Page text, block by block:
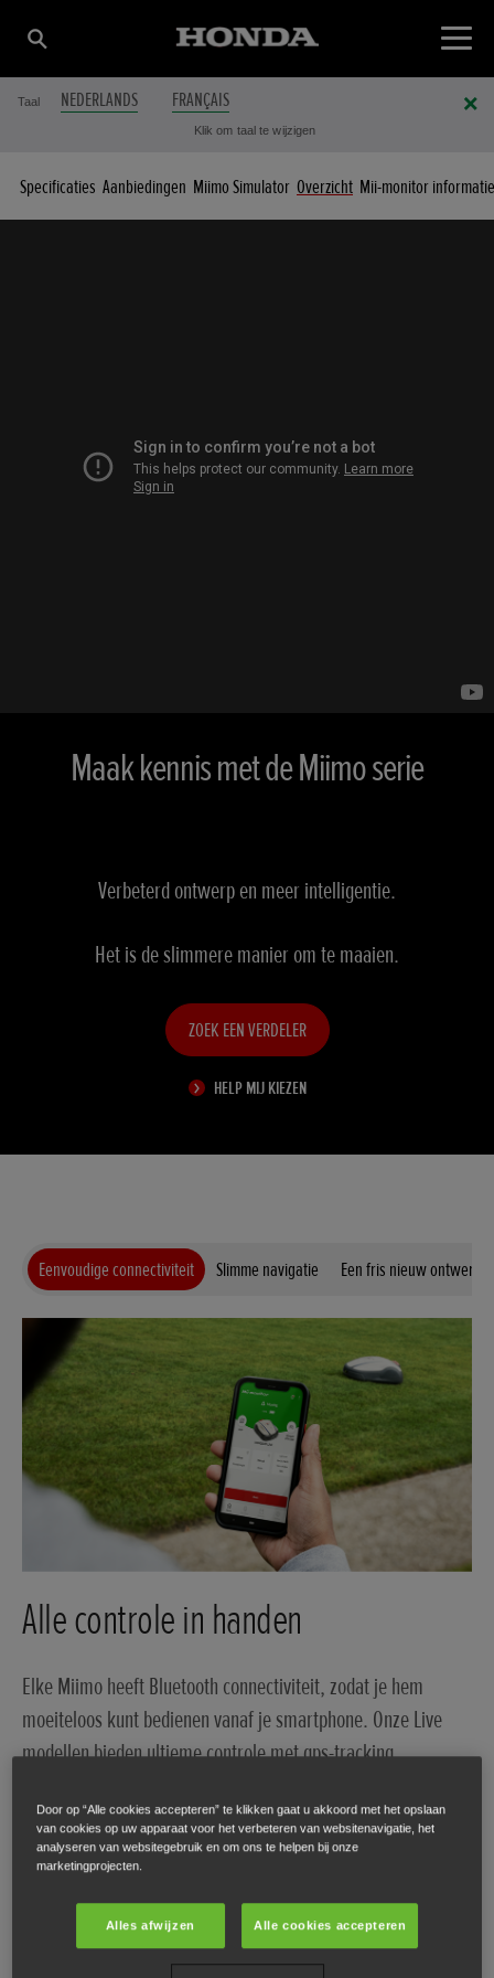
Taal NEDERLANDS FRANÇAIS
Klik om taal te wijzigen
Specificaties Aanbiedingen Miimo Simulator Overzicht Mii-monitor
Maak kennis met de Miimo serie
Verbeterd ontwerp en meer intelligentie.
Het is de slimmere manier om te maaien.
ZOEK EEN VERDELER
HELP MIJ KIEZEN
Eenvoudige connectiviteit Slimme navigatie Een fris nieuw ontwerp
Alle controle in handen
Elke Miimo heeft Bluetooth connectiviteit, zodat je hem
moeiteloos kunt bedienen vanaf je smartphone. Onze Live
modellen bieden ultieme controle met gps-tracking,
overal ter wereld te bedienen.
Miimo functies
Door op “Alle cookies accepteren” te klikken gaat u akkoord met het opslaan
van cookies op uw apparaat voor het verbeteren van websitenavigatie, het
analyseren van websitegebruik en om ons te helpen bij onze
marketingprojecten.
Alles afwijzen Alle cookies accepteren